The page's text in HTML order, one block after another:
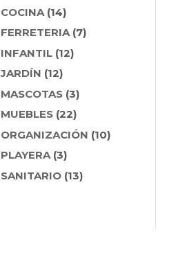
COCINA 1414
PRODUCTOS
FERRETERIA 77
INFANTIL 1212
JARDÍN 1212
PRODUCTOS
MASCOTAS 33
PRODUCTOS
MUEBLES 2222
PRODUCTOS
ORGANIZACIÓN 1010
PLAYERA 33
PRODUCTOS
SANITARIO 1313